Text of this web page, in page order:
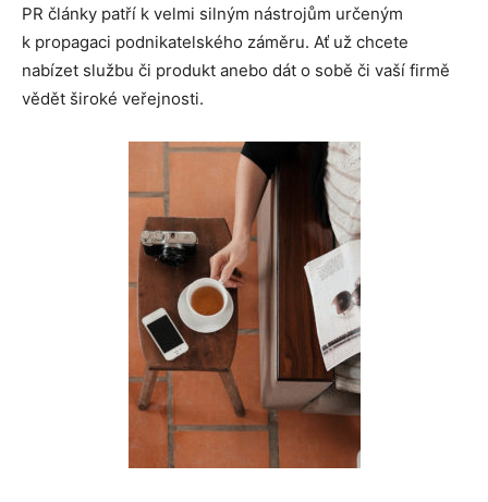
PR články patří k velmi silným nástrojům určeným
k propagaci podnikatelského záměru. Ať už chcete
nabízet službu či produkt anebo dát o sobě či vaší firmě
vědět široké veřejnosti.